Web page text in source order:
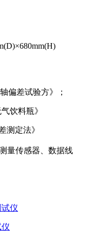
偏差试验方》；
饮料瓶》
测定法》
量传感器、数据线